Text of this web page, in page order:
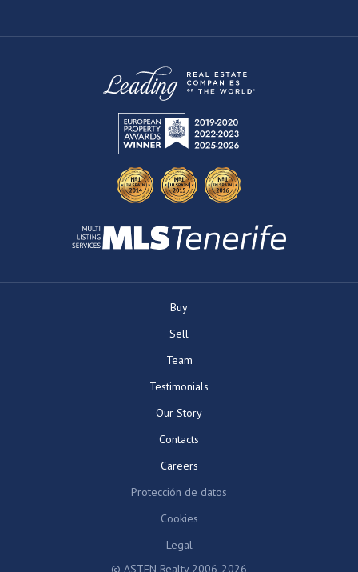
Buy
Sell
Team
Testimonials
Our Story
Contacts
Careers
Protección de datos
Cookies
Legal
© ASTEN Realty 2006-2026